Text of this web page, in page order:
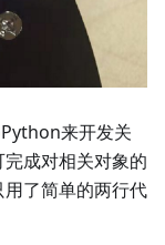
来开发关
成对相关对象的
了简单的两行代